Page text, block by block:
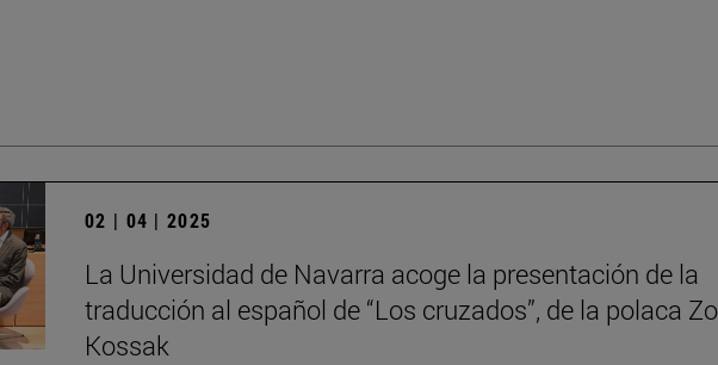
02 | 04 | 2025
La Universidad de Navarra acoge la presentación de la
traducción al español de “Los cruzados”, de la polaca
Kossak